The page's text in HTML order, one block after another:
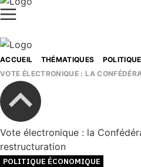
ACCUEIL THÉMATIQUES
VOTE ÉLECTRONIQUE : LA
Vote électronique : la
restructuration
POLITIQUE ÉCONOMIQUE